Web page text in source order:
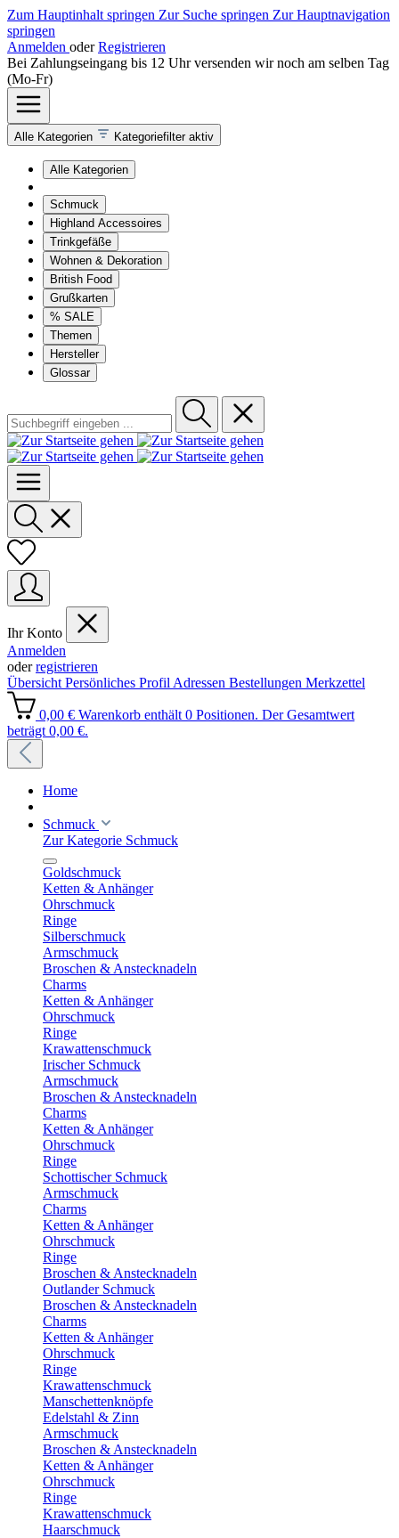
Zum Hauptinhalt springen Zur Suche springen Zur Hauptnavigation
springen
Anmelden oder Registrieren
Bei Zahlungseingang bis 12 Uhr versenden wir noch am selben Tag
(Mo-Fr)
Alle Kategorien Kategoriefilter aktiv
Alle Kategorien
Schmuck
Highland Accessoires
Trinkgefäße
Wohnen & Dekoration
British Food
Grußkarten
% SALE
Themen
Hersteller
Glossar
Ihr Konto
Anmelden
oderregistrieren
Übersicht Persönliches Profil Adressen Bestellungen Merkzettel
0,00 € Warenkorb enthält 0 Positionen. Der Gesamtwert
beträgt 0,00 €.
Home
Schmuck
Zur Kategorie Schmuck
Goldschmuck
Ketten & Anhänger
Ohrschmuck
Ringe
Silberschmuck
Armschmuck
Broschen & Anstecknadeln
Charms
Ketten & Anhänger
Ohrschmuck
Ringe
Krawattenschmuck
Irischer Schmuck
Armschmuck
Broschen & Anstecknadeln
Charms
Ketten & Anhänger
Ohrschmuck
Ringe
Schottischer Schmuck
Armschmuck
Charms
Ketten & Anhänger
Ohrschmuck
Ringe
Broschen & Anstecknadeln
Outlander Schmuck
Broschen & Anstecknadeln
Charms
Ketten & Anhänger
Ohrschmuck
Ringe
Krawattenschmuck
Manschettenknöpfe
Edelstahl & Zinn
Armschmuck
Broschen & Anstecknadeln
Ketten & Anhänger
Ohrschmuck
Ringe
Krawattenschmuck
Haarschmuck